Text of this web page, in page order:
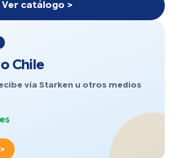
Ver catálogo >
Chile
vía Starken u otros medios